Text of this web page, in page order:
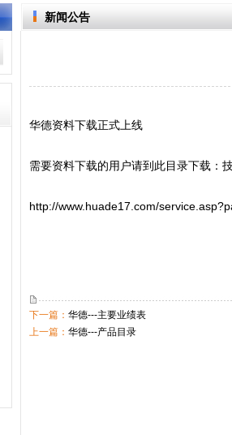
新闻公告
华德资料下载正式上线
需要资料下载的用户请到此目录下载：
http://www.huade17.com/
下一篇： 华德---主要业绩表
上一篇： 华德---产品目录